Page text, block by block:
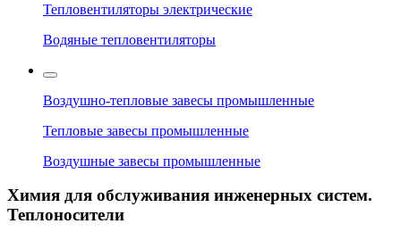
Тепловентиляторы электрические
Водяные тепловентиляторы
Воздушно-тепловые завесы промышленные
Тепловые завесы промышленные
Воздушные завесы промышленные
Химия для обслуживания инженерных систем.
Теплоносители